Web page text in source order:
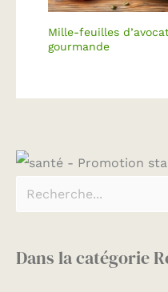
Mille-feuilles
gourmande
Dans la catégorie